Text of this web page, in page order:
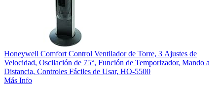
Honeywell Comfort Control Ventilador de Torre, 3 Ajustes de
Velocidad, Oscilación de 75°, Función de Temporizador, Mando a
Distancia, Controles Fáciles de Usar, HO-5500
Más Info